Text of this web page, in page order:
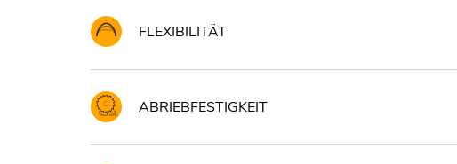
FLEXIBILITÄT
ABRIEBFESTIGKEIT